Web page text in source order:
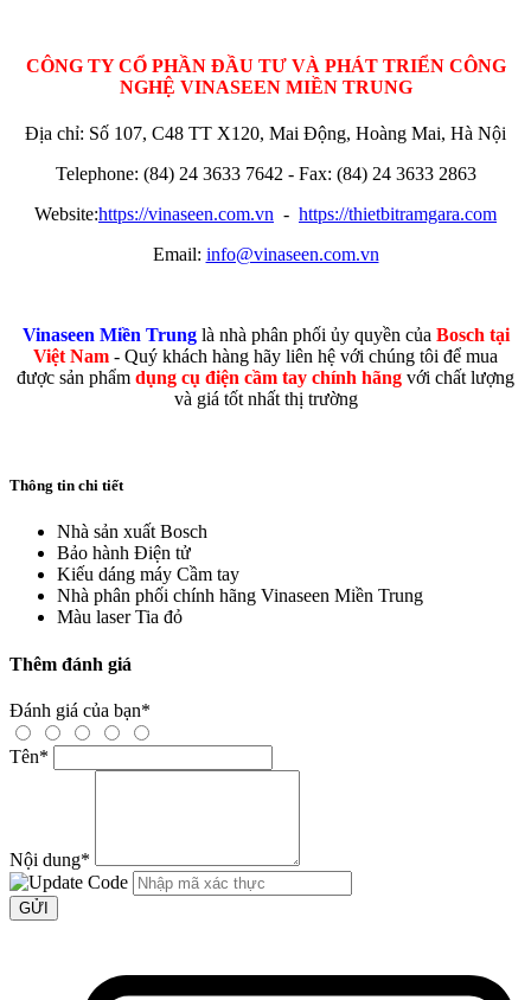
CÔNG TY CỔ PHẦN ĐẦU TƯ VÀ PHÁT TRIỂN CÔNG
NGHỆ VINASEEN MIỀN TRUNG
Địa chỉ: Số 107, C48 TT X120, Mai Động, Hoàng Mai, Hà Nội
Telephone: (84) 24 3633 7642 - Fax: (84) 24 3633 2863
Website:https://vinaseen.com.vn - https://thietbitramgara.com
Email: info@vinaseen.com.vn
Vinaseen Miền Trunglà nhà phân phối ủy quyền của Bosch tại
Việt Nam - Quý khách hàng hãy liên hệ với chúng tôi để mua
được sản phẩm dụng cụ điện cầm tay chính hãng với chất lượng
và giá tốt nhất thị trường
Thông tin chi tiết
Nhà sản xuất Bosch
Bảo hành Điện tử
Kiếu dáng máy Cầm tay
Nhà phân phối chính hãng Vinaseen Miền Trung
Màu laser Tia đỏ
Thêm đánh giá
Đánh giá của bạn*
Tên*
Nội dung*
GỬI